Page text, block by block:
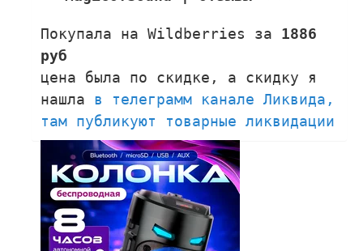
Покупала на Wildberries за 1886
руб
цена была по скидке, а скидку я
нашла в телеграмм канале Ликвида,
там публикуют товарные ликвидации